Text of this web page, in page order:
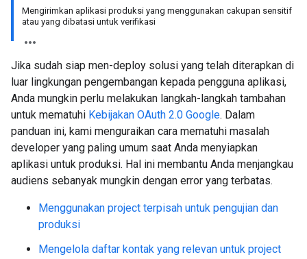
Mengirimkan aplikasi produksi yang menggunakan cakupan sensitif
atau yang dibatasi untuk verifikasi
Jika sudah siap men-deploy solusi yang telah diterapkan di
luar lingkungan pengembangan kepada pengguna aplikasi,
Anda mungkin perlu melakukan langkah-langkah tambahan
untuk mematuhi Kebijakan OAuth 2.0 Google. Dalam
panduan ini, kami menguraikan cara mematuhi masalah
developer yang paling umum saat Anda menyiapkan
aplikasi untuk produksi. Hal ini membantu Anda menjangkau
audiens sebanyak mungkin dengan error yang terbatas.
Menggunakan project terpisah untuk pengujian dan
produksi
Mengelola daftar kontak yang relevan untuk project